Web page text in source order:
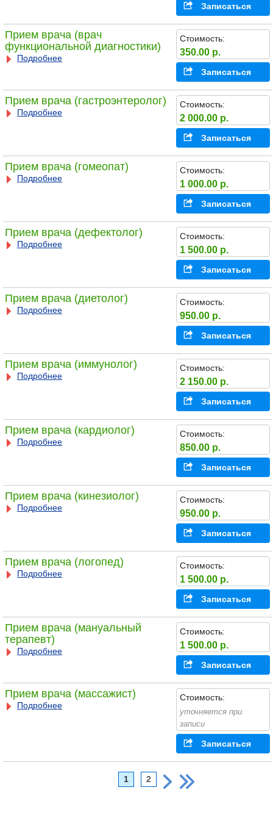
Записаться
Прием врача (врач
функциональной диагностики)
Подробнее
Стоимость:
350.00 р.
Записаться
Прием врача (гастроэнтеролог)
Подробнее
Стоимость:
2 000.00 р.
Записаться
Прием врача (гомеопат)
Подробнее
Стоимость:
1 000.00 р.
Записаться
Прием врача (дефектолог)
Подробнее
Стоимость:
1 500.00 р.
Записаться
Прием врача (диетолог)
Подробнее
Стоимость:
950.00 р.
Записаться
Прием врача (иммунолог)
Подробнее
Стоимость:
2 150.00 р.
Записаться
Прием врача (кардиолог)
Подробнее
Стоимость:
850.00 р.
Записаться
Прием врача (кинезиолог)
Подробнее
Стоимость:
950.00 р.
Записаться
Прием врача (логопед)
Подробнее
Стоимость:
1 500.00 р.
Записаться
Прием врача (мануальный
терапевт)
Подробнее
Стоимость:
1 500.00 р.
Записаться
Прием врача (массажист)
Подробнее
Стоимость:
уточняется при
записи
Записаться
1 2